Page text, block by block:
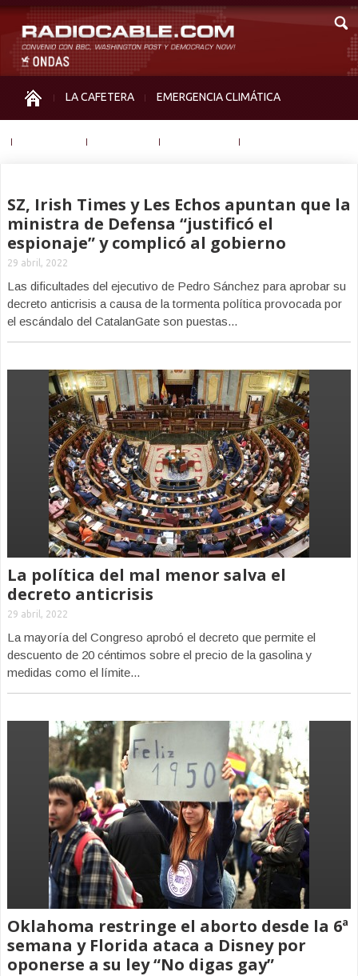
LA CAFETERA EMERGENCIA CLIMÁTICA
SZ, Irish Times y Les Echos apuntan que la
ministra de Defensa “justificó el
espionaje” y complicó al gobierno
29 abril, 2022
Las dificultades del ejecutivo de Pedro Sánchez para aprobar su
decreto anticrisis a causa de la tormenta política provocada por
el escándalo del CatalanGate son puestas...
La política del mal menor salva el
decreto anticrisis
29 abril, 2022
La mayoría del Congreso aprobó el decreto que permite el
descuento de 20 céntimos sobre el precio de la gasolina y
medidas como el límite...
Oklahoma restringe el aborto desde la 6ª
semana y Florida ataca a Disney por
oponerse a su ley “No digas gay”